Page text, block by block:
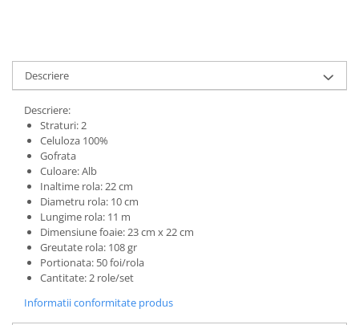
Descriere
Descriere:
Straturi: 2
Celuloza 100%
Gofrata
Culoare: Alb
Inaltime rola: 22 cm
Diametru rola: 10 cm
Lungime rola: 11 m
Dimensiune foaie: 23 cm x 22 cm
Greutate rola: 108 gr
Portionata: 50 foi/rola
Cantitate: 2 role/set
Informatii conformitate produs